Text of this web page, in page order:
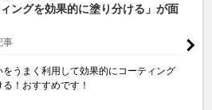
ィングを効果的に塗り分ける」が面
事
をうまく利用して効果的にコーティング
！おすすめです！